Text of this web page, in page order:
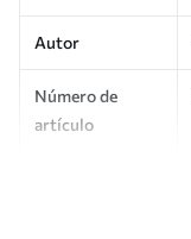
Autor
Número de
artículo